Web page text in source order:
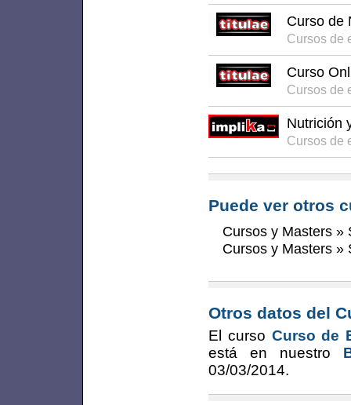
Curso de
Cursos de
Curso
Cursos de
Nutrición
Cursos de
Puede ver otros
Cursos y Masters »
Cursos y Masters »
Otros datos del
El curso Curso de
está en nuestro
03/03/2014.